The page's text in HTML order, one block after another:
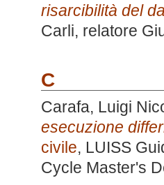
risarcibilità del
Carli, relatore
C
Carafa, Luigi
esecuzione
civile, LUISS
Cycle Master's